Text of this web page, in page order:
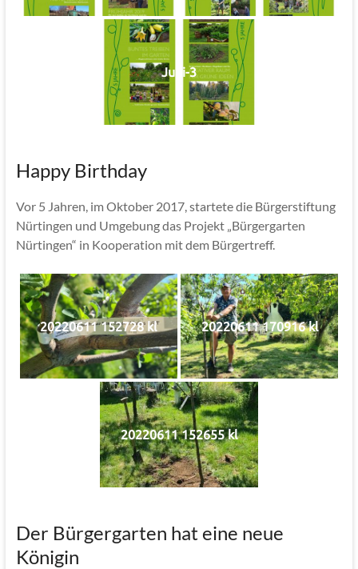
Jubi-3
Happy Birthday
Vor 5 Jahren, im Oktober 2017, startete die Bürgerstiftung
Nürtingen und Umgebung das Projekt „Bürgergarten
Nürtingen“ in Kooperation mit dem Bürgertreff.
20220611 152728 kl 20220611 170916 kl
20220611 152655 kl
Der Bürgergarten hat eine neue
Königin